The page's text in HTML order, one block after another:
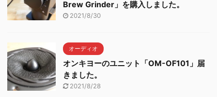
Brew Grinder」を購入しました。
2021/8/30
オーディオ
オンキヨーのユニット「OM-OF101」届
きました。
2021/8/28